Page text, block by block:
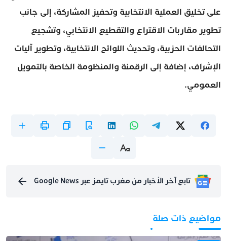
على تخليق العملية الانتخابية وتحفيز المشاركة، إلى جانب
تطوير مقاربات الاقتراع والتقطيع الانتخابي، وتشجيع
التحالفات الحزبية، وتحديث اللوائح الانتخابية، وتطوير آليات
الإشراف، إضافة إلى الرقمنة والمنظومة الخاصة بالتمويل
العمومي.
تابع آخر الأخبار من مغرب تايمز عبر Google News
مواضيع ذات صلة